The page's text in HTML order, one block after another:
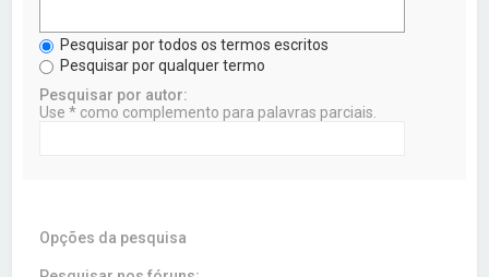
Pesquisar por todos os termos escritos
Pesquisar por qualquer termo
Pesquisar por autor:
Use * como complemento para palavras parciais.
Opções da pesquisa